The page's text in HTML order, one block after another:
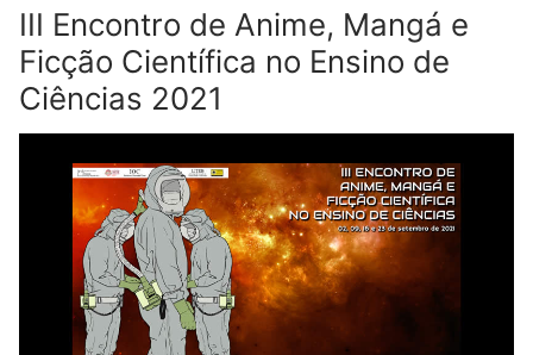
III Encontro de Anime, Mangá e
Ficção Científica no Ensino de
Ciências 2021